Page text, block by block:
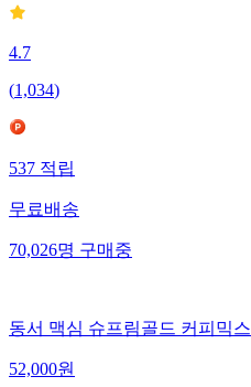
4.7
(1,034)
537적립
무료배송
70,026명구매중
동서 맥심 슈프림골드 커피믹
52,000원